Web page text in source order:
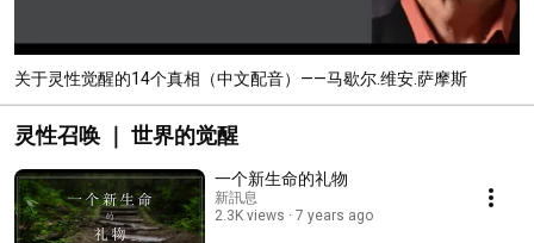
关于灵性觉醒的14个真相（中文配音）——马歇尔.维安.萨摩斯
灵性召唤 ｜ 世界的觉醒
一个新生命的礼物
新訊息
2.3K views
7 years ago